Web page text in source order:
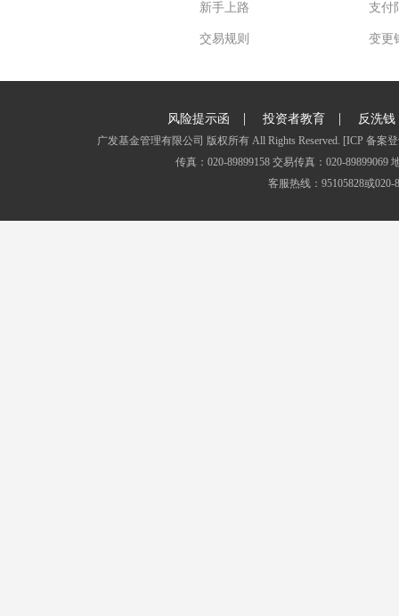
新手上路
交易规则
支付
变更
风险提示函 | 投资者教育 | 反洗钱
广发基金管理有限公司 版权所有 All Rights Reserved. [ICP 备案
传真：020-89899158 交易传真：020-
客服热线：95105828或020-